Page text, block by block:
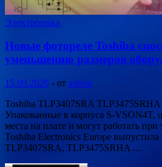
Электроника
Новые фотореле Toshiba
уменьшению размеров
15.09.2020 - от admin
Toshiba TLP3407SRA
Упакованные в корпуса S-VSON4T,
места на плате и могут работать при
Toshiba Electronics Europe
TLP3407SRA, TLP3475SRHA …